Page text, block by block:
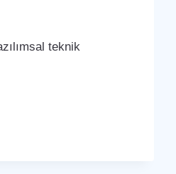
teknik